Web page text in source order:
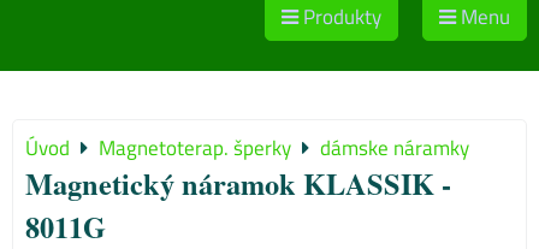
Produkty Menu
Úvod Magnetoterap. šperky dámske náramky
Magnetický náramok KLASSIK -
8011G